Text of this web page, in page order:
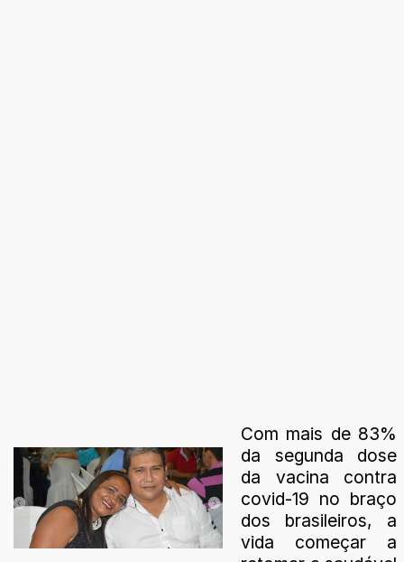
Com mais de 83%
da segunda dose
da vacina contra
covid-19 no braço
dos brasileiros, a
vida começar a